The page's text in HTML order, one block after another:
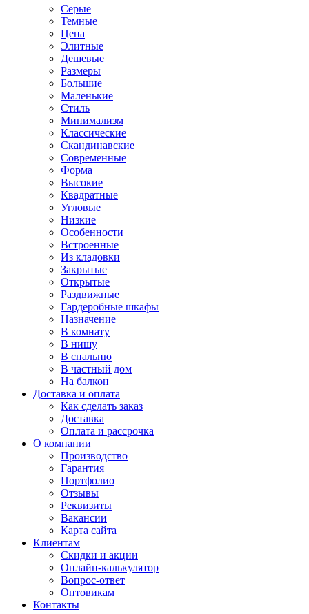
Серые
Темные
Цена
Элитные
Дешевые
Размеры
Большие
Маленькие
Стиль
Минимализм
Классические
Скандинавские
Современные
Форма
Высокие
Квадратные
Угловые
Низкие
Особенности
Встроенные
Из кладовки
Закрытые
Открытые
Раздвижные
Гардеробные шкафы
Назначение
В комнату
В нишу
В спальню
В частный дом
На балкон
Доставка и оплата
Как сделать заказ
Доставка
Оплата и рассрочка
О компании
Производство
Гарантия
Портфолио
Отзывы
Реквизиты
Вакансии
Карта сайта
Клиентам
Скидки и акции
Онлайн-калькулятор
Вопрос-ответ
Оптовикам
Контакты